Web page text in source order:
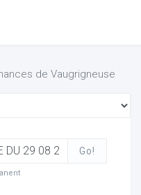
de Vaugrigneuse
Go!